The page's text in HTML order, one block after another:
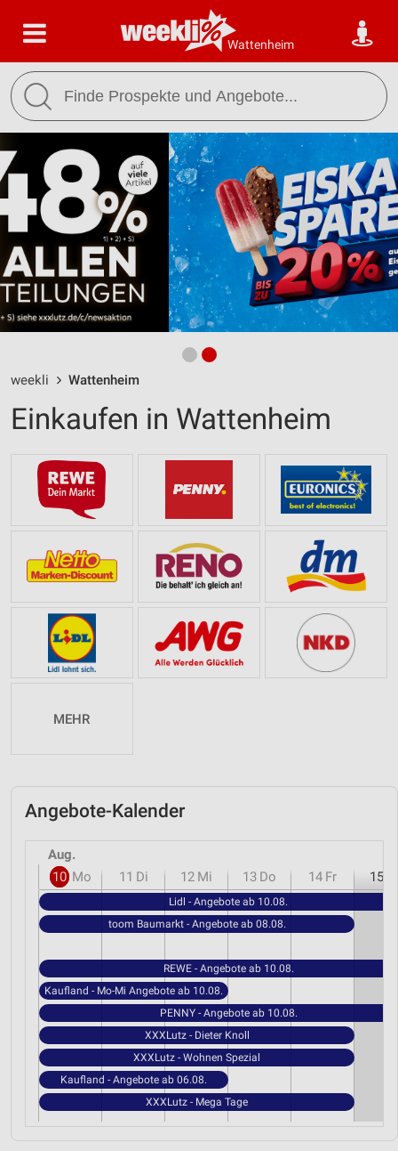
Wattenheim
weekli Wattenheim
Einkaufen in Wattenheim
MEHR
Angebote-Kalender
Aug.
10 Mo 11 Di 12 Mi 13 Do 14 Fr 15
Lidl - Angebote ab 10.08.
toom Baumarkt - Angebote ab 08.08.
REWE - Angebote ab 10.08.
Kaufland - Mo-Mi Angebote ab 10.08.
PENNY - Angebote ab 10.08.
XXXLutz - Dieter Knoll
XXXLutz - Wohnen Spezial
Kaufland - Angebote ab 06.08.
XXXLutz - Mega Tage